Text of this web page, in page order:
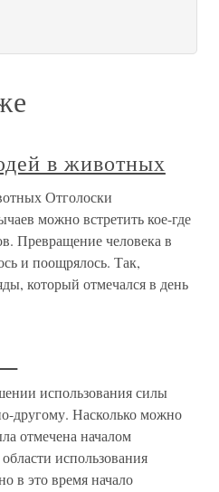
в животных
Отголоски
можно встретить кое-где
Превращение человека в
и поощрялось. Так,
который отмечался в день
использования силы
другому. Насколько можно
отмечена началом
использования
в это время начало